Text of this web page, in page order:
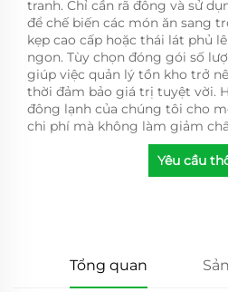
tranh. Chỉ cần rã đông và sử
để chế biến các món ăn sang
kẹp cao cấp hoặc thái lát phủ
ngon. Tùy chọn đóng gói số
giúp việc quản lý tồn kho trở
thời đảm bảo giá trị tuyệt vời.
đông lạnh của chúng tôi cho
chi phí mà không làm giảm
Yêu cầu
Tổng quan